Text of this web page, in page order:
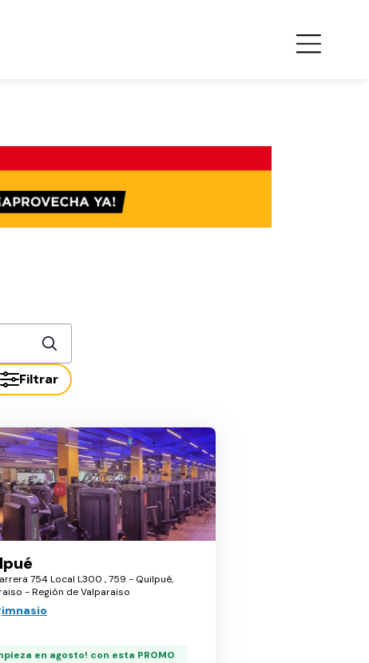
Filtrar
754 Local L300 , 759 - Quilpué,
- Región de Valparaiso
en agosto! con esta PROMO